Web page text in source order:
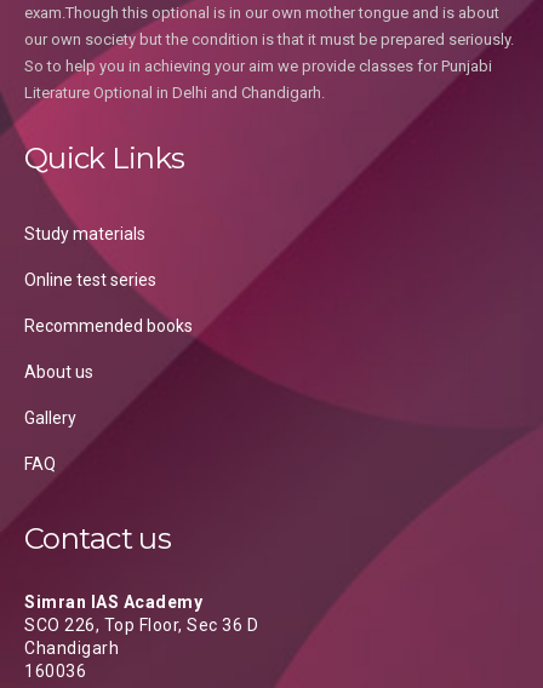
exam.Though this optional is in our own mother tongue and is about
our own society but the condition is that it must be prepared seriously.
So to help you in achieving your aim we provide classes for Punjabi
Literature Optional in Delhi and Chandigarh.
Quick Links
Study materials
Online test series
Recommended books
About us
Gallery
FAQ
Contact us
Simran IAS Academy
SCO 226, Top Floor, Sec 36 D
Chandigarh
160036